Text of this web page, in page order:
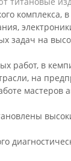
комплекса,
задач на
работ, в
на
мастеров